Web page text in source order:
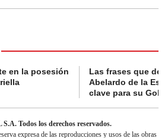
en la posesión
Las frases que
Abelardo de la
clave para su
Todos los derechos reservados.
expresa de las reproducciones y usos de las obras